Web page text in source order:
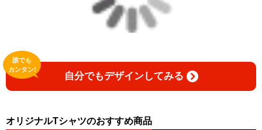
自分でもデザインしてみる
誰でも
カンタン!
オリジナルTシャツのおすすめ商品